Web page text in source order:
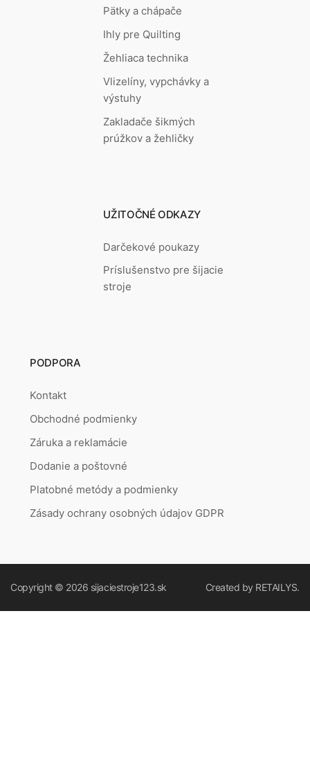
Pätky a chápače
Ihly pre Quilting
Žehliaca technika
Vlizelíny, vypchávky a
výstuhy
Zakladače šikmých
prúžkov a žehličky
UŽITOČNÉ ODKAZY
Darčekové poukazy
Príslušenstvo pre šijacie
stroje
PODPORA
Kontakt
Obchodné podmienky
Záruka a reklamácie
Dodanie a poštovné
Platobné metódy a podmienky
Zásady ochrany osobných údajov GDPR
Copyright © 2026 sijaciestroje123.sk Created by RETAILYS.